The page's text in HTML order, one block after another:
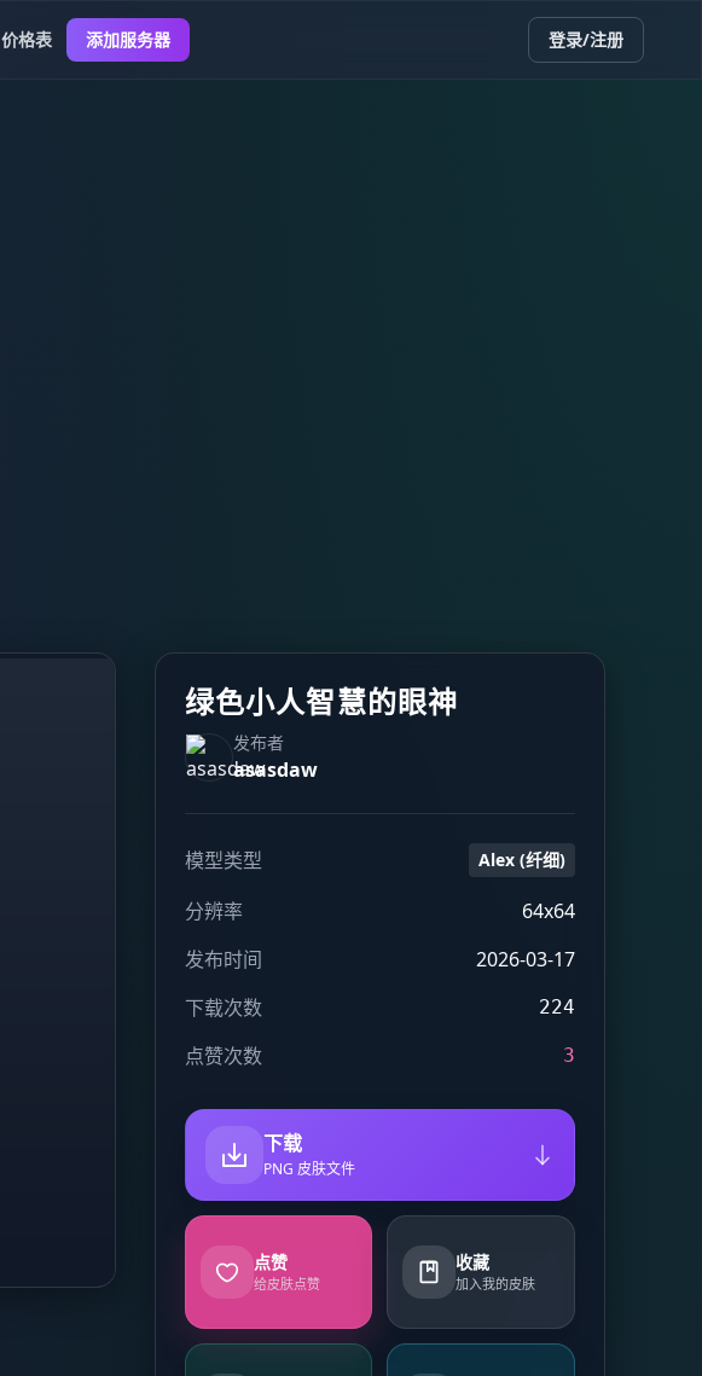
价格表 添加服务器 登录/注册
绿色小人智慧的眼神
发布者
asasdaw
模型类型 Alex (纤细)
分辨率
64x64
发布时间
2026-03-17
下载次数
224
点赞次数 3
下载
PNG 皮肤文件
点赞
给皮肤点赞
收藏
加入我的皮肤